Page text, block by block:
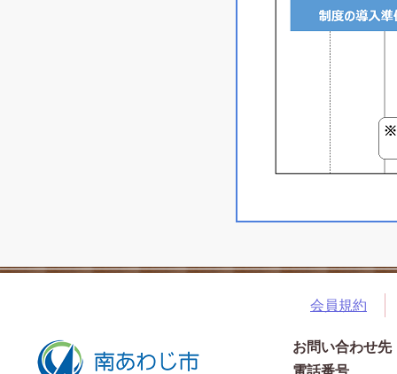
会員規約
お問い合わせ先
電話番号